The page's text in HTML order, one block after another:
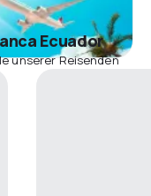
Ecuador
unserer Reisenden